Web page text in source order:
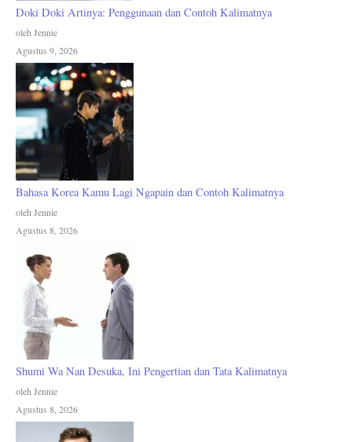
Doki Doki Artinya: Penggunaan dan Contoh Kalimatnya
oleh Jennie
Agustus 9, 2026
Bahasa Korea Kamu Lagi Ngapain dan Contoh Kalimatnya
oleh Jennie
Agustus 8, 2026
Shumi Wa Nan Desuka, Ini Pengertian dan Tata Kalimatnya
oleh Jennie
Agustus 8, 2026